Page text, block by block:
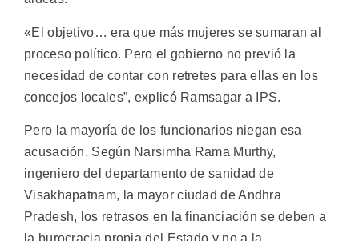
«El objetivo… era que más mujeres se sumaran al
proceso político. Pero el gobierno no previó la
necesidad de contar con retretes para ellas en los
concejos locales”, explicó Ramsagar a IPS.
Pero la mayoría de los funcionarios niegan esa
acusación. Según Narsimha Rama Murthy,
ingeniero del departamento de sanidad de
Visakhapatnam, la mayor ciudad de Andhra
Pradesh, los retrasos en la financiación se deben a